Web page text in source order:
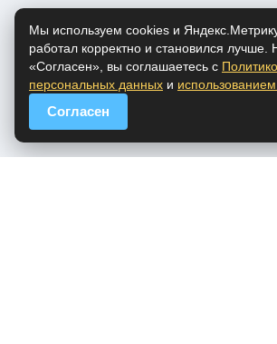
Мы используем cookies и
работал корректно и становился лучше.
«Согласен», вы соглашаетесь с
персональных данных и
Согласен